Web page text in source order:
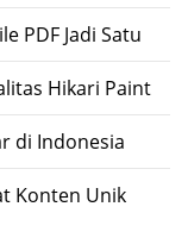
PDF Jadi Satu
Hikari Paint
di Indonesia
Konten Unik